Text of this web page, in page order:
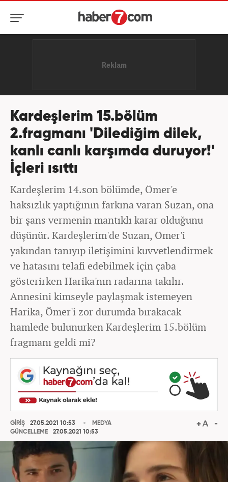
Kardeşlerim 15.bölüm
2.fragmanı 'Dilediğim dilek,
kanlı canlı karşımda duruyor!'
İçleri ısıttı
Kardeşlerim 14.son bölümde, Ömer'e
haksızlık yaptığının farkına varan Suzan, ona
bir şans vermenin mantıklı karar olduğunu
düşünür. Kardeşlerim'de Suzan, Ömer'i
yakından tanıyıp iletişimini kuvvetlendirmek
ve hatasını telafi edebilmek için çaba
gösterirken Harika'nın radarına takılır.
Annesini kimseyle paylaşmak istemeyen
Harika, Ömer'i zor durumda bırakacak
hamlede bulunurken Kardeşlerim 15.bölüm
fragmanı geldi mi?
GİRİŞ
27.05.2021 10:53
GÜNCELLEME
27.05.2021 10:53
MEDYA